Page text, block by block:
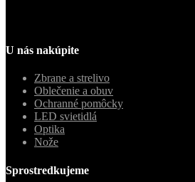
U nás nakúpite
Zbrane a strelivo
Oblečenie a obuv
Ochranné pomôcky
LED svietidlá
Optika
Nože
Sprostredkujeme